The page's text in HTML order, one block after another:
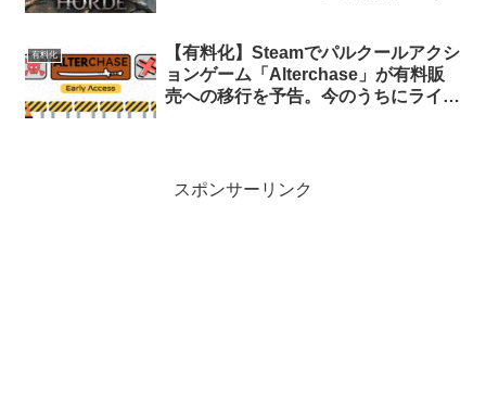
有可能
有料化
【有料化】Steamでパルクールアクシ
ョンゲーム「Alterchase」が有料販
売への移行を予告。今のうちにライブ
スポンサーリンク